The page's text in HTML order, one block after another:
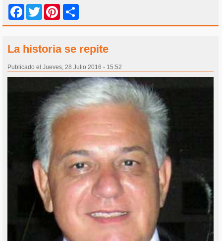
Facebook
Twitter Pinterest
La historia se repite
Publicado el Jueves, 28 Julio 2016 - 15:52